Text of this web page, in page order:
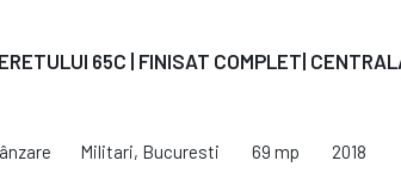
65C | FINISAT COMPLET|
Militari, Bucuresti 69 mp 2018